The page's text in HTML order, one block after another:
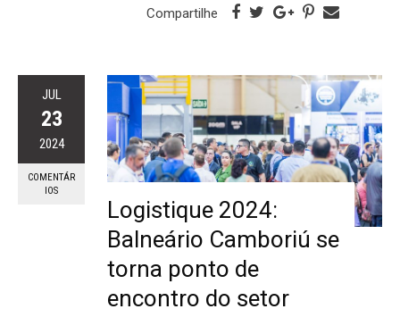
Compartilhe
JUL
23
2024
COMENTÁR
IOS
Logistique 2024:
Balneário Camboriú se
torna ponto de
encontro do setor